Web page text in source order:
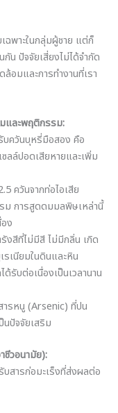
ฉพาะในกลุ่มผู้ชาย แต่ก็
น ปัจจัยเสี่ยงไม่ได้จำกัด
อมและการทำงานที่เรา
และพฤติกรรม:
ควันบุหรี่มือสอง คือ
ลล์ปอดเสียหายและเพิ่ม
ควันจากท่อไอเสีย
ม การสูดดมมลพิษเหล่านี้
ง
สีที่ไม่มีสี ไม่มีกลิ่น เกิด
เนียมในดินและหิน
ด้รับต่อเนื่องเป็นเวลานาน
ารหนู (Arsenic) ที่ปน
นปัจจัยเสริม
ชีวอนามัย):
บสารก่อมะเร็งที่ส่งผลต่อ